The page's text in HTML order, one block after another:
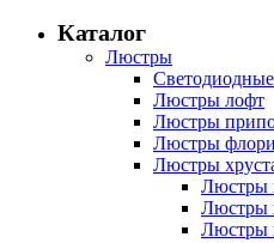
Каталог
Люстры
Люстры лофт
Люстры
Люстры
Люстры
Люстры
Люстры
Люстры